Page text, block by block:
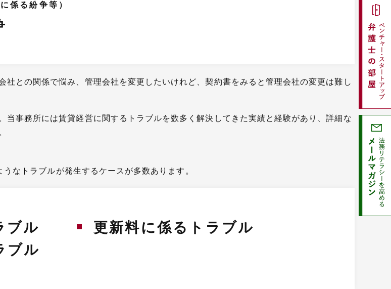
係る紛争等）
との関係で悩み、管理会社を変更したいけれど、契約書をみると管理会社の変更は難し
当事務所には賃貸経営に関するトラブルを数多く解決してきた実績と経験があり、詳細な
なトラブルが発生するケースが多数あります。
ブル
更新料に係るトラブル
ブル